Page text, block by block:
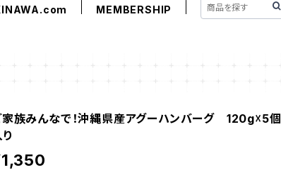
MEMBERSHIP
家族みんなで！沖縄県産アグーハンバーグ 120g☓5個